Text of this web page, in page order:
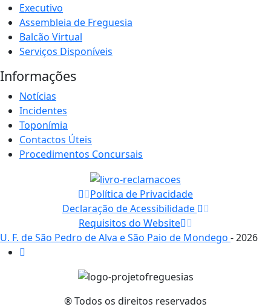
Executivo
Assembleia de Freguesia
Balcão Virtual
Serviços Disponíveis
Informações
Notícias
Incidentes
Toponímia
Contactos Úteis
Procedimentos Concursais
Política de Privacidade
Declaração de Acessibilidade
Requisitos do Website
U. F. de São Pedro de Alva e São Paio de Mondego - 2026
® Todos os direitos reservados